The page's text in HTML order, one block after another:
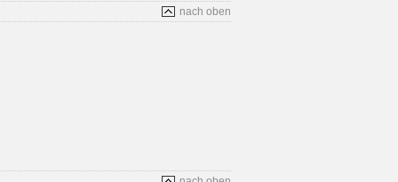
nach oben